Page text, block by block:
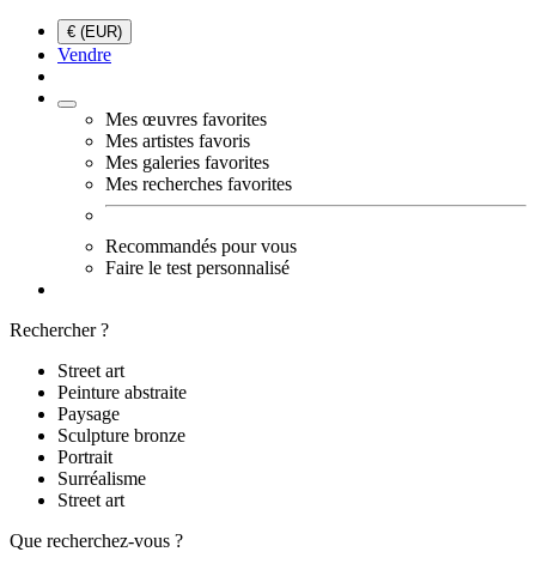
€ (EUR)
Vendre
Mes œuvres favorites
Mes artistes favoris
Mes galeries favorites
Mes recherches favorites
Recommandés pour vous
Faire le test personnalisé
Rechercher ?
Street art
Peinture abstraite
Paysage
Sculpture bronze
Portrait
Surréalisme
Street art
Que recherchez-vous ?